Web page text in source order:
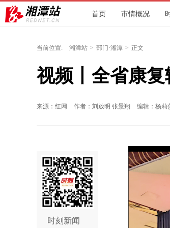
首页 市情概况
当前位置: 湘潭站 > 部门·湘潭 > 正文
视频丨全省康
来源：红网 作者：刘放明 张景翔 编辑：杨莉
时刻新闻